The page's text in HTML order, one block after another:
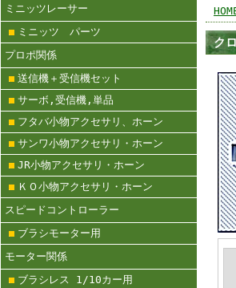
ミニッツレーサー
ミニッツ パーツ
プロポ関係
送信機＋受信機セット
サーボ,受信機,単品
フタバ小物アクセサリ、ホーン
サンワ小物アクセサリ・ホーン
JR小物アクセサリ・ホーン
ＫＯ小物アクセサリ・ホーン
スピードコントローラー
ブラシモーター用
モーター関係
ブラシレス 1/10カー用
ク